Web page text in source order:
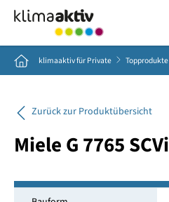
Home klimaaktiv für Private Topprodukte
Zurück zur Produktübersicht
Miele G 7765 SCVi